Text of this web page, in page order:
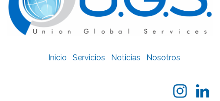
Inicio Servicios Noticias Nosotros